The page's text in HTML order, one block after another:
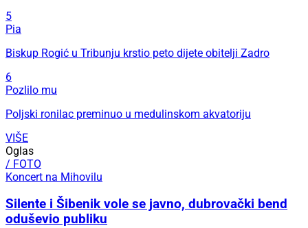
5
Pia
Biskup Rogić u Tribunju krstio peto dijete obitelji Zadro
6
Pozlilo mu
Poljski ronilac preminuo u medulinskom akvatoriju
VIŠE
Oglas
/ FOTO
Koncert na Mihovilu
Silente i Šibenik vole se javno, dubrovački bend
oduševio publiku